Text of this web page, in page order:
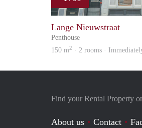
Lange Nieuwstraat
Penthouse
150 m2 · 2 rooms ·
Find your Rental Property
About us Contact